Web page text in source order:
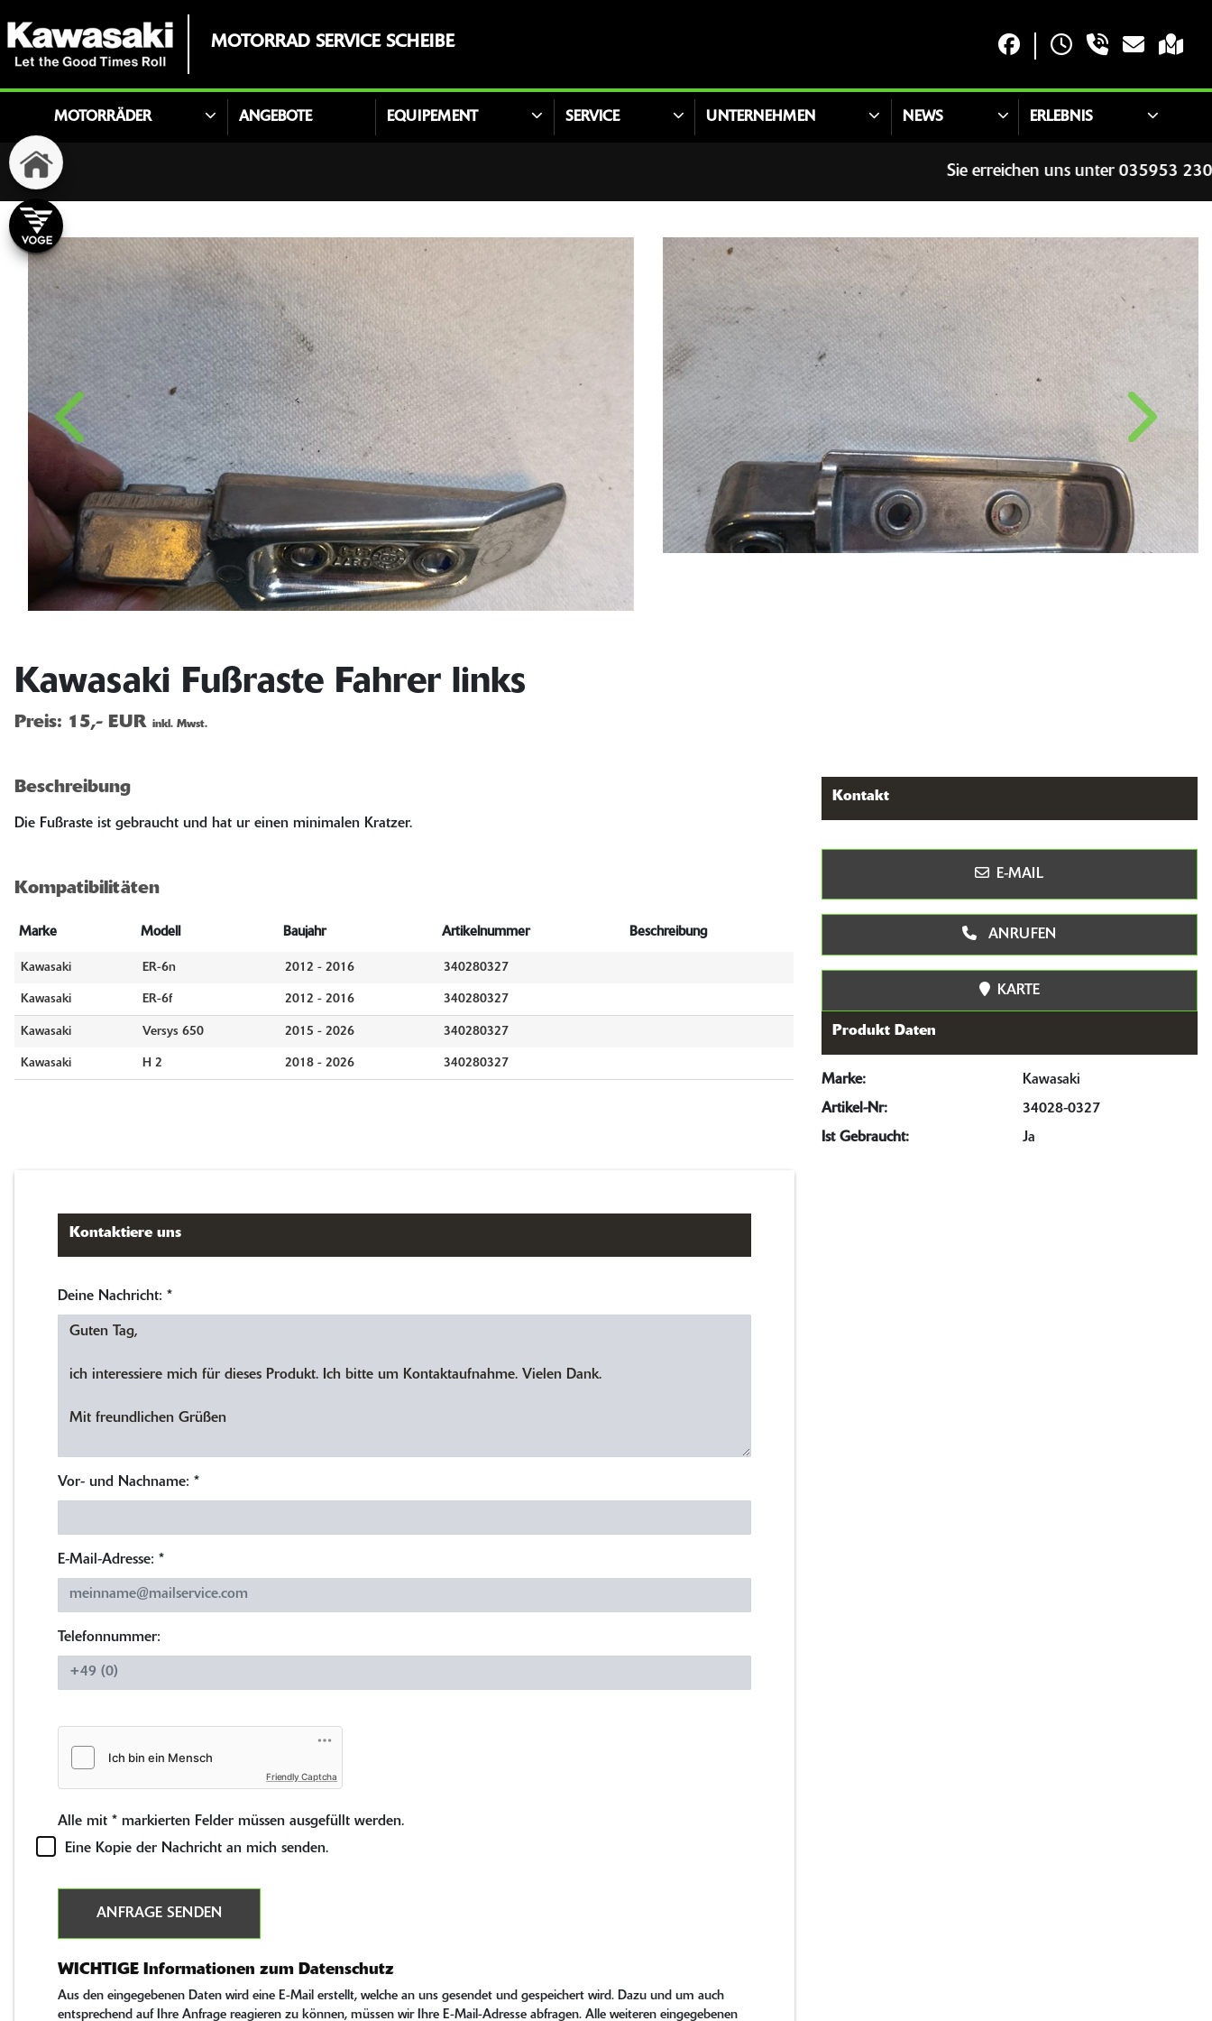
MOTORRAD SERVICE SCHEIBE
MOTORRÄDER ANGEBOTE EQUIPEMENT SERVICE UNTERNEHMEN NEWS ERLEBNIS
Sie erreichen uns unter 035953 230
Kawasaki Fußraste Fahrer links
Preis: 15,- EUR inkl. Mwst.
Beschreibung
Die Fußraste ist gebraucht und hat ur einen minimalen Kratzer.
Kompatibilitäten
Marke Modell Baujahr Artikelnummer Beschreibung
Kawasaki ER-6n 2012 - 2016 340280327
Kawasaki ER-6f 2012 - 2016 340280327
Kawasaki Versys 650 2015 - 2026 340280327
Kawasaki H 2 2018 - 2026 340280327
Kontakt
E-MAIL
ANRUFEN
KARTE
Produkt Daten
Marke:
Kawasaki
Artikel-Nr:
34028-0327
Ist Gebraucht:
Ja
Kontaktiere uns
Deine Nachricht: *
Vor- und Nachname: *
E-Mail-Adresse: *
Telefonnummer:
Friendly Captcha
Alle mit * markierten Felder müssen ausgefüllt werden.
Eine Kopie der Nachricht an mich senden.
ANFRAGE SENDEN
WICHTIGE Informationen zum Datenschutz
Aus den eingegebenen Daten wird eine E-Mail erstellt, welche an uns gesendet und gespeichert wird. Dazu und um auch
entsprechend auf Ihre Anfrage reagieren zu können, müssen wir Ihre E-Mail-Adresse abfragen. Alle weiteren eingegebenen